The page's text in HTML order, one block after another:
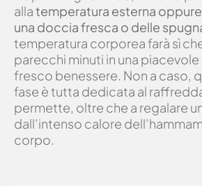
allatemperatura esterna
una doccia fresca o delle
temperatura corporea farà sì
parecchi minuti in una piacevole
fresco benessere. Non a caso,
fase è tutta dedicata al
permette, oltre che a regalare
dall’intenso calore
corpo.